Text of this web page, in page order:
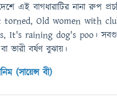
এই বাগধারাটির নানা রুপ
torned, Old women with
It's raining dog's poo।
ভারী বর্ষণ বুঝায়।
(সায়েন্স বী)